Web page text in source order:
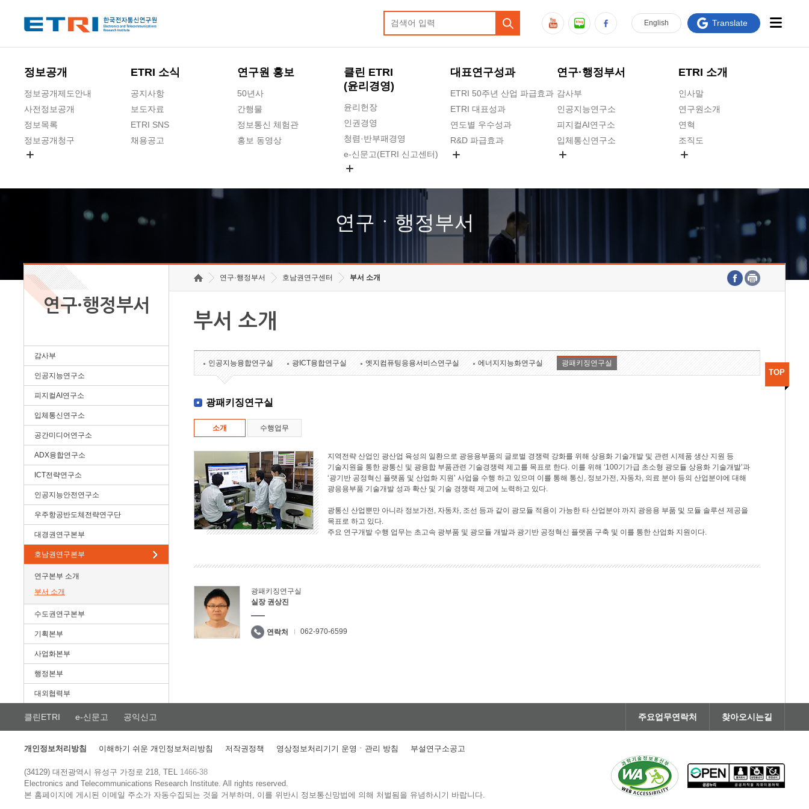
정보공개
정보공개제도안내
사전정보공개
정보목록
정보공개청구
ETRI 소식
공지사항
보도자료
ETRI SNS
채용공고
연구원 홍보
50년사
간행물
정보통신 체험관
홍보 동영상
클린 ETRI
(윤리경영)
윤리헌장
인권경영
청렴·반부패경영
e-신문고(ETRI 신고센터)
고객의소리
수의계약 현황
대표연구성과
ETRI 50주년 산업 파급효과
ETRI 대표성과
연도별 우수성과
R&D 파급효과
연구·행정부서
감사부
인공지능연구소
피지컬AI연구소
입체통신연구소
호남권연구본부
기획본부
ETRI 소개
인사말
연구원소개
연혁
조직도
연구원 고객헌장
주요업무연락처
English Translate
연구ㆍ행정부서
연구·행정부서
감사부
인공지능연구소
피지컬AI연구소
입체통신연구소
공간미디어연구소
ADX융합연구소
ICT전략연구소
인공지능안전연구소
우주항공반도체전략연구단
대경권연구본부
호남권연구본부
연구본부 소개
부서 소개
수도권연구본부
기획본부
사업화본부
행정본부
대외협력부
연구·행정부서 호남권연구센터 부서 소개
부서 소개
인공지능융합연구실 광ICT융합연구실 엣지컴퓨팅응용서비스연구실 에너지지능화연구실 광패키징연구실
광패키징연구실
소개 수행업무
지역전략 산업인 광산업 육성의 일환으로 광응용부품의 글로벌 경쟁력 강화를 위해 상용화 기술개발 및 관련 시제품 생산 지원 등
기술지원을 통한 광통신 및 광융합 부품관련 기술경쟁력 제고를 목표로 한다. 이를 위해 ‘100기가급 초소형 광모듈 상용화 기술개발’과
‘광기반 공정혁신 플랫폼 및 산업화 지원’ 사업을 수행 하고 있으며 이를 통해 통신, 정보가전, 자동차, 의료 분야 등의 산업분야에 대해
광응용부품 기술개발 성과 확산 및 기술 경쟁력 제고에 노력하고 있다.
광통신 산업뿐만 아니라 정보가전, 자동차, 조선 등과 같이 광모듈 적용이 가능한 타 산업분야 까지 광응용 부품 및 모듈 솔루션 제공을
목표로 하고 있다.
주요 연구개발 수행 업무는 초고속 광부품 및 광모듈 개발과 광기반 공정혁신 플랫폼 구축 및 이를 통한 산업화 지원이다.
광패키징연구실
실장 권상진
연락처 062-970-6599
TOP
클린ETRI e-신문고 공익신고 주요업무연락처 찾아오시는길
개인정보처리방침 이해하기 쉬운 개인정보처리방침 저작권정책 영상정보처리기기 운영ㆍ관리 방침 부설연구소공고
(34129) 대전광역시 유성구 가정로 218, TEL 1466-38
Electronics and Telecommunications Research Institute.All rights reserved.
본 홈페이지에 게시된 이메일 주소가 자동수집되는 것을 거부하며, 이를 위반시 정보통신망법에 의해 처벌됨을 유념하시기 바랍니다.